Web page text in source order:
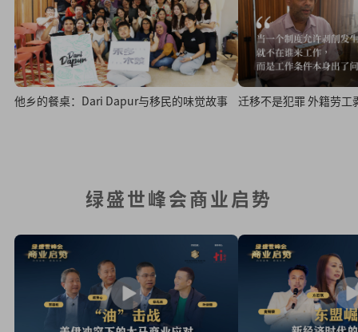
他乡的餐桌：Dari Dapur与移民的味觉故事 迁移不是犯罪 外籍劳工
绿盛世峰会商业启势